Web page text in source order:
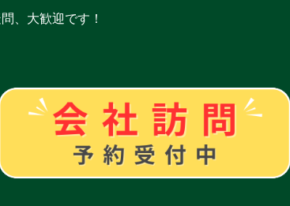
、大歓迎です！